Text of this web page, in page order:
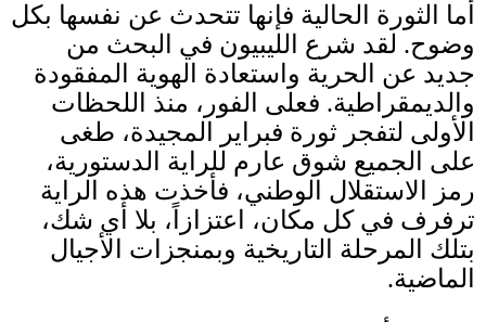
أما الثورة الحالية فإنها تتحدث عن نفسها بكل
وضوح. لقد شرع الليبيون في البحث من
جديد عن الحرية واستعادة الهوية المفقودة
والديمقراطية. فعلى الفور، منذ اللحظات
الأولى لتفجر ثورة فبراير المجيدة، طغى
على الجميع شوق عارم للراية الدستورية،
رمز الاستقلال الوطني، فأخذت هذه الراية
ترفرف في كل مكان، اعتزازاً، بلا أي شك،
بتلك المرحلة التاريخية وبمنجزات الأجيال
الماضية.